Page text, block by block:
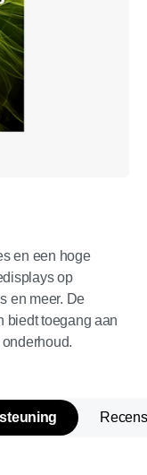
en een hoge
op
en meer. De
biedt toegang aan